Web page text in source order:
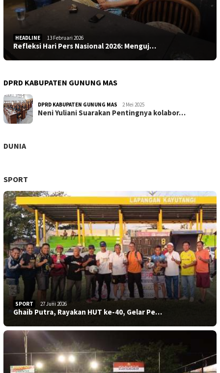
HEADLINE 13 Februari 2026
Refleksi Hari Pers Nasional 2026: Menguj…
DPRD KABUPATEN GUNUNG MAS
DPRD KABUPATEN GUNUNG MAS 2 Mei 2025
Neni Yuliani Suarakan Pentingnya kolabor…
DUNIA
SPORT
SPORT 27 Juni 2026
Ghaib Putra, Rayakan HUT ke-40, Gelar Pe…